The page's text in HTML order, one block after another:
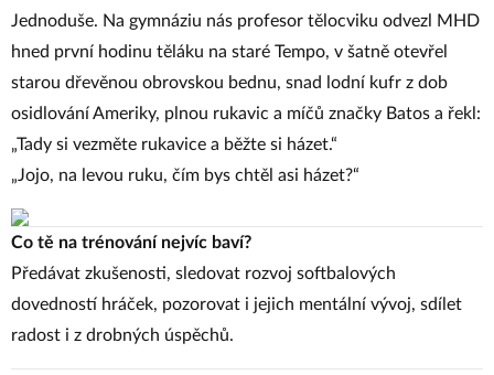
Jednoduše. Na gymnáziu nás profesor tělocviku odvezl MHD
hned první hodinu těláku na staré Tempo, v šatně otevřel
starou dřevěnou obrovskou bednu, snad lodní kufr z dob
osidlování Ameriky, plnou rukavic a míčů značky Batos a řekl:
„Tady si vezměte rukavice a běžte si házet.“
„Jojo, na levou ruku, čím bys chtěl asi házet?“
Co tě na trénování nejvíc baví?
Předávat zkušenosti, sledovat rozvoj softbalových
dovedností hráček, pozorovat i jejich mentální vývoj, sdílet
radost i z drobných úspěchů.